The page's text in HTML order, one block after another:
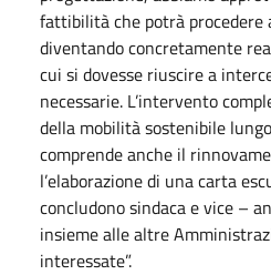
fattibilità che potrà procedere
diventando concretamente
cui si dovesse riuscire a
necessarie. L’intervento
della mobilità sostenibile
comprende anche il
l’elaborazione di una carta
concludono sindaca e vice –
insieme alle altre
interessate”.